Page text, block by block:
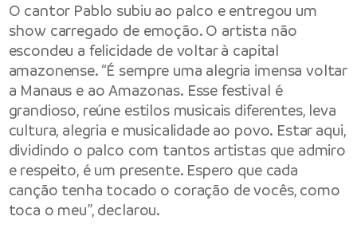
O cantor Pablo subiu ao palco e entregou um
show carregado de emoção. O artista não
escondeu a felicidade de voltar à capital
amazonense. “É sempre uma alegria imensa voltar
a Manaus e ao Amazonas. Esse festival é
grandioso, reúne estilos musicais diferentes, leva
cultura, alegria e musicalidade ao povo. Estar aqui,
dividindo o palco com tantos artistas que admiro
e respeito, é um presente. Espero que cada
canção tenha tocado o coração de vocês, como
toca o meu”, declarou.